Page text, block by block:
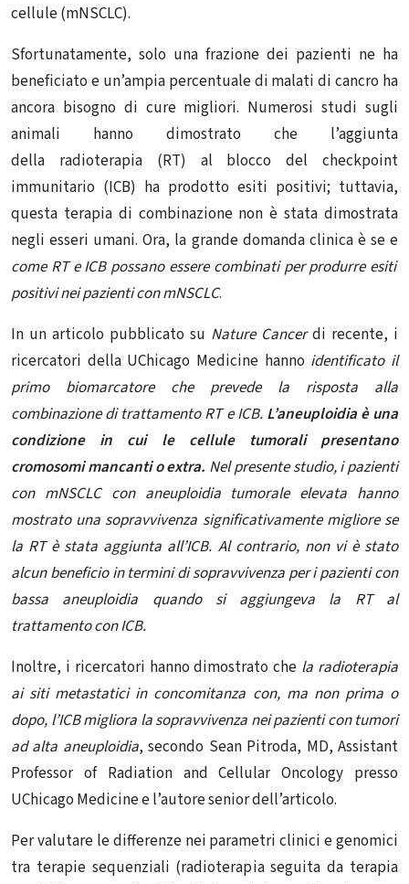
cellule (mNSCLC).
Sfortunatamente, solo una frazione dei pazienti ne ha
beneficiato e un’ampia percentuale di malati di cancro ha
ancora bisogno di cure migliori. Numerosi studi sugli
animali hanno dimostrato che l’aggiunta
della radioterapia(RT) al blocco del checkpoint
immunitario (ICB) ha prodotto esiti positivi; tuttavia,
questa terapia di combinazionenon è stata dimostrata
negli esseri umani. Ora, la grande domanda clinica è se e
come RT e ICB possano essere combinati per produrre esiti
positivi nei pazienti con mNSCLC.
In un articolo pubblicato su Nature Cancerdi recente, i
ricercatori della UChicago Medicine hanno identificato il
primo biomarcatore che prevede la risposta alla
combinazione di trattamento RT e ICB. L’aneuploidia è una
condizione in cui le cellule tumoralipresentano
cromosomi mancanti o extra. Nel presente studio, i pazienti
con mNSCLC con aneuploidia tumorale elevata hanno
mostrato una sopravvivenza significativamente migliore se
la RT è stata aggiunta all’ICB. Al contrario, non vi è stato
alcun beneficio in termini di sopravvivenza per i pazienti con
bassa aneuploidia quando si aggiungeva la RT al
trattamento con ICB.
Inoltre, i ricercatori hanno dimostrato che la radioterapia
ai siti metastatici in concomitanza con, ma non prima o
dopo, l’ICB migliora la sopravvivenza nei pazienti con tumori
ad alta aneuploidia, secondo Sean Pitroda, MD, Assistant
Professor of Radiation and Cellular Oncology presso
UChicago Medicine e l’autore senior dell’articolo.
Per valutare le differenze nei parametri clinici e genomici
tra terapie sequenziali (radioterapia seguita da terapia